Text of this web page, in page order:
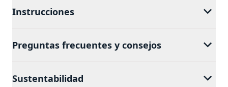
Instrucciones
Preguntas frecuentes y consejos
Sustentabilidad